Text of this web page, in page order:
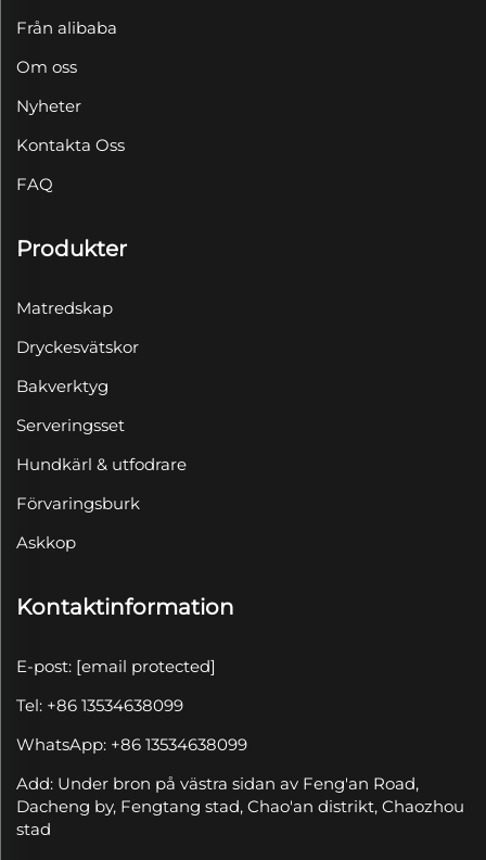
Från alibaba
Om oss
Nyheter
Kontakta Oss
FAQ
Produkter
Matredskap
Dryckesvätskor
Bakverktyg
Serveringsset
Hundkärl & utfodrare
Förvaringsburk
Askkop
Kontaktinformation
E-post: [email protected]
Tel: +86 13534638099
WhatsApp: +86 13534638099
Add: Under bron på västra sidan av Feng'an Road,
Dacheng by, Fengtang stad, Chao'an distrikt, Chaozhou
stad